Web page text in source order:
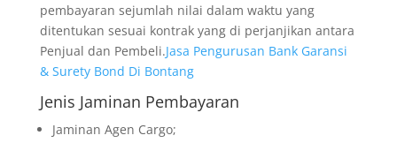
pembayaran sejumlah nilai dalam waktu yang
ditentukan sesuai kontrak yang di perjanjikan antara
Penjual dan Pembeli.Jasa Pengurusan Bank Garansi
& Surety Bond Di Bontang
Jenis Jaminan Pembayaran
Jaminan Agen Cargo;